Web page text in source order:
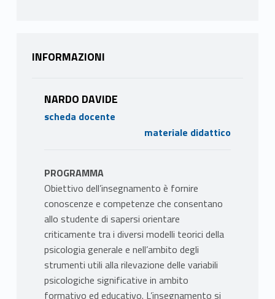
INFORMAZIONI
NARDO DAVIDE
scheda docente
materiale didattico
PROGRAMMA
Obiettivo dell’insegnamento è fornire
conoscenze e competenze che consentano
allo studente di sapersi orientare
criticamente tra i diversi modelli teorici della
psicologia generale e nell’ambito degli
strumenti utili alla rilevazione delle variabili
psicologiche significative in ambito
formativo ed educativo. L’insegnamento si